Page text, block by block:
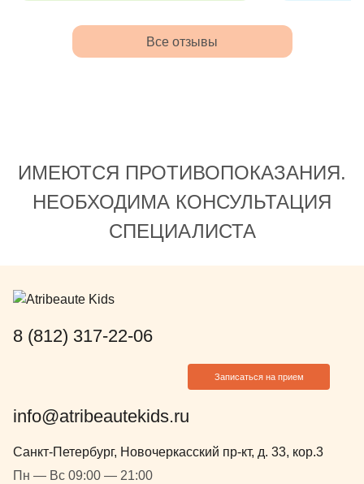
Все отзывы
ИМЕЮТСЯ ПРОТИВОПОКАЗАНИЯ.
НЕОБХОДИМА КОНСУЛЬТАЦИЯ
СПЕЦИАЛИСТА
8 (812) 317-22-06
Записаться на прием
info@atribeautekids.ru
Санкт-Петербург, Новочеркасский пр-кт, д. 33, кор.3
Пн — Вс 09:00 — 21:00